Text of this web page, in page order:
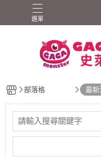
選單
部落格 最新